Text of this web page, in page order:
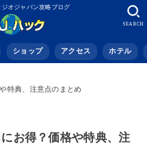
ジオジャパン攻略ブログ
ショップ アクセス ホテル
SEARCH
特典、注意点のまとめ
お得？価格や特典、注